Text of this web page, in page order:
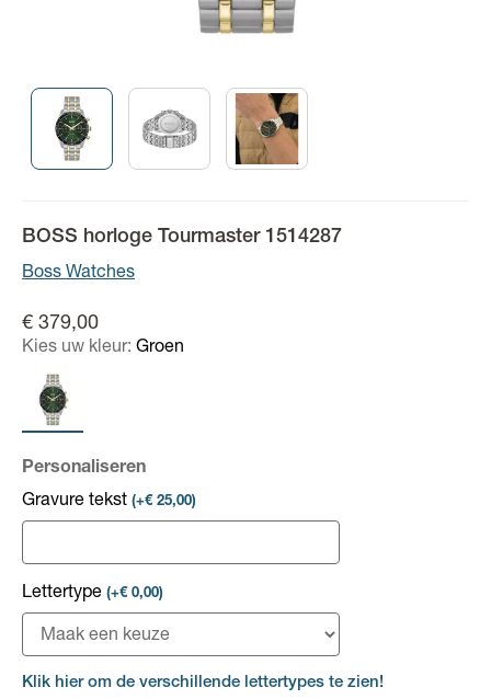
BOSS horloge Tourmaster 1514287
Boss Watches
€ 379,00
Kies uw kleur: Groen
Personaliseren
Gravure tekst (+€ 25,00)
Lettertype (+€ 0,00)
Klik hier om de verschillende lettertypes te zien!